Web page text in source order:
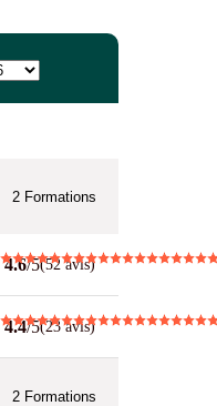
2 Formations
4.6/5(52 avis)
4.4/5(23 avis)
2 Formations